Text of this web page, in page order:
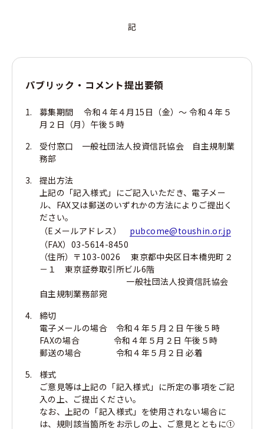
記
パブリック・コメント提出要領
募集期間 令和４年４月15日（金）～ 令和４年５
月２日（月）午後５時
受付窓口 一般社団法人投資信託協会 自主規制業
務部
提出方法
上記の「記入様式」にご記入いただき、電子メー
ル、FAX又は郵送のいずれかの方法によりご提出く
ださい。
（Eメールアドレス） pubcome@toushin.or.jp
（FAX）03-5614-8450
（住所）〒103-0026 東京都中央区日本橋兜町２
－１ 東京証券取引所ビル6階
一般社団法人投資信託協会
自主規制業務部宛
締切
電子メールの場合 令和４年５月２日 午後５時
FAXの場合 令和４年５月２日 午後５時
郵送の場合 令和４年５月２日 必着
様式
ご意見等は上記の「記入様式」に所定の事項をご記
入の上、ご提出ください。
なお、上記の「記入様式」を使用されない場合に
は、規則該当箇所をお示しの上、ご意見とともに①